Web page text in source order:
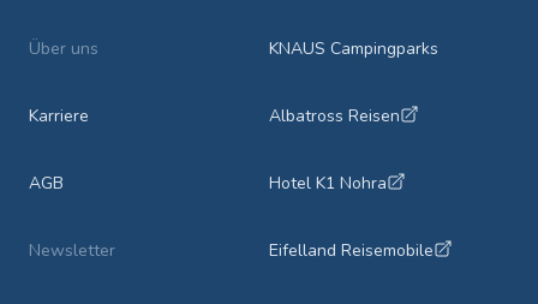
Über uns
Karriere
AGB
Newsletter
KNAUS Campingparks
Albatross Reisen
Hotel K1 Nohra
Eifelland Reisemobile